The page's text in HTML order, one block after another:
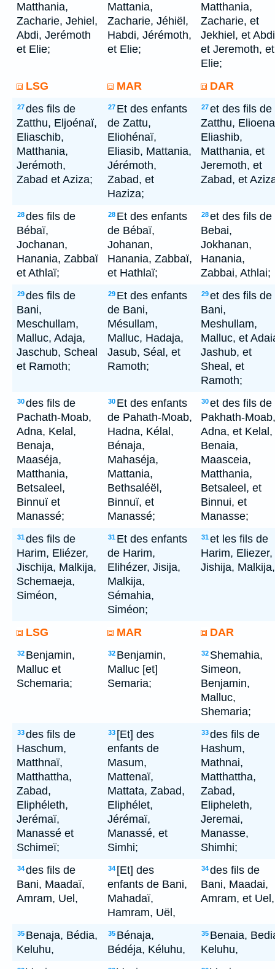
Matthania,
Zacharie, Jehiel,
Abdi, Jerémoth
et Elie;
Mattania,
Zacharie, Jéhiël,
Habdi, Jérémoth,
et Elie;
Matthania,
Zacharie, et
Jekhiel, et
et Jeremoth, et
Elie;
LSG
MAR DAR
27des fils de
Zatthu, Eljoénaï,
Eliaschib,
Matthania,
Jerémoth,
Zabad et Aziza;
27 Et des enfants
de Zattu,
Eliohénaï,
Eliasib, Mattania,
Jérémoth,
Zabad, et
Haziza;
27et des fils de
Zatthu,
Eliashib,
Matthania, et
Jeremoth, et
Zabad, et
28des fils de
Bébaï,
Jochanan,
Hanania, Zabbaï
et Athlaï;
28 Et des enfants
de Bébaï,
Johanan,
Hanania, Zabbaï,
et Hathlaï;
28et des fils de
Bebai,
Jokhanan,
Hanania,
Zabbai, Athlai;
29des fils de
Bani,
Meschullam,
Malluc, Adaja,
Jaschub, Scheal
et Ramoth;
29 Et des enfants
de Bani,
Mésullam,
Malluc, Hadaja,
Jasub, Séal, et
Ramoth;
29et des fils de
Bani,
Meshullam,
Malluc, et
Jashub, et
Sheal, et
Ramoth;
30des fils de
Pachath-Moab,
Adna, Kelal,
Benaja,
Maaséja,
Matthania,
Betsaleel,
Binnuï et
Manassé;
30 Et des enfants
de Pahath-Moab,
Hadna, Kélal,
Bénaja,
Mahaséja,
Mattania,
Bethsaléël,
Binnuï, et
Manassé;
30et des fils de
Pakhath-Moab,
Adna, et Kelal,
Benaia,
Maasceia,
Matthania,
Betsaleel, et
Binnui, et
Manasse;
31des fils de
Harim, Eliézer,
Jischija, Malkija,
Schemaeja,
Siméon,
31 Et des enfants
de Harim,
Elihézer, Jisija,
Malkija,
Sémahia,
Siméon;
31et les fils de
Harim, Eliezer,
Jishija, Malkija,
LSG MAR DAR
32 Benjamin,
Malluc et
Schemaria;
32 Benjamin,
Malluc [et]
Semaria;
32 Shemahia,
Simeon,
Benjamin,
Malluc,
Shemaria;
33des fils de
Haschum,
Matthnaï,
Matthattha,
Zabad,
Eliphéleth,
Jerémaï,
Manassé et
Schimeï;
33 [Et] des
enfants de
Masum,
Mattenaï,
Mattata, Zabad,
Eliphélet,
Jérémaï,
Manassé, et
Simhi;
33des fils de
Hashum,
Mathnai,
Matthattha,
Zabad,
Elipheleth,
Jeremai,
Manasse,
Shimhi;
34des fils de
Bani, Maadaï,
Amram, Uel,
34 [Et] des
enfants de Bani,
Mahadaï,
Hamram, Uël,
34des fils de
Bani, Maadai,
Amram, et Uel,
35 Benaja, Bédia,
Keluhu,
35 Bénaja,
Bédéja, Kéluhu,
35 Benaia,
Keluhu,